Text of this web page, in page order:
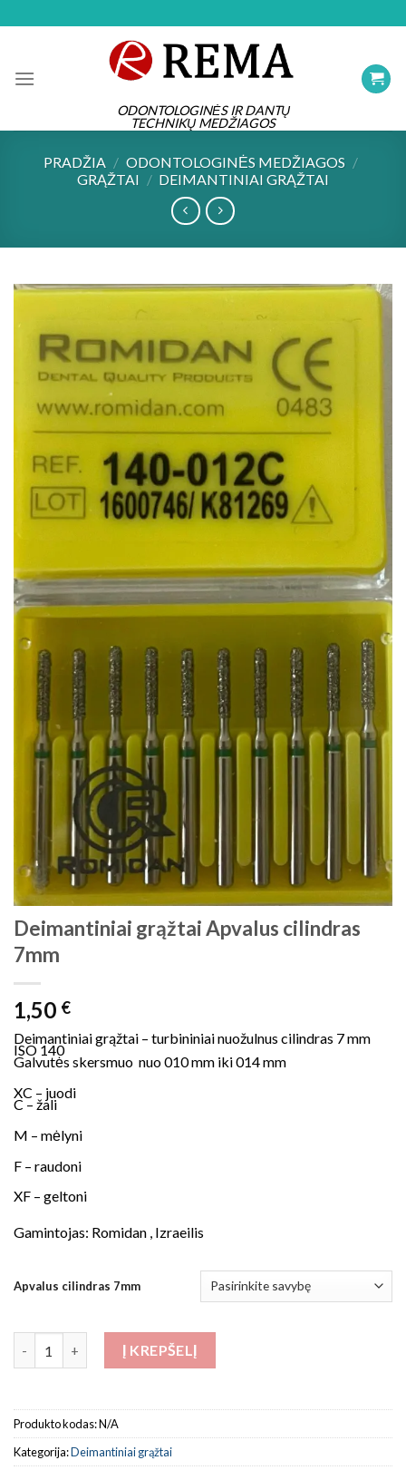
ODONTOLOGINĖS IR DANTŲ
TECHNIKŲ MEDŽIAGOS
PRADŽIA / ODONTOLOGINĖS MEDŽIAGOS /
GRĄŽTAI / DEIMANTINIAI GRĄŽTAI
Deimantiniai grąžtai Apvalus cilindras
7mm
1,50 €
Deimantiniai grąžtai – turbininiai nuožulnus cilindras 7 mm
ISO 140
Galvutės skersmuo nuo 010 mm iki 014 mm
XC – juodi
C – žali
M – mėlyni
F – raudoni
XF – geltoni
Gamintojas: Romidan , Izraeilis
Apvalus cilindras 7mm
produkto kiekis: Deimantiniai grąžtai Apvalus cilindras 7mm
Į KREPŠELĮ
Produkto kodas:N/A
Kategorija:Deimantiniai grąžtai